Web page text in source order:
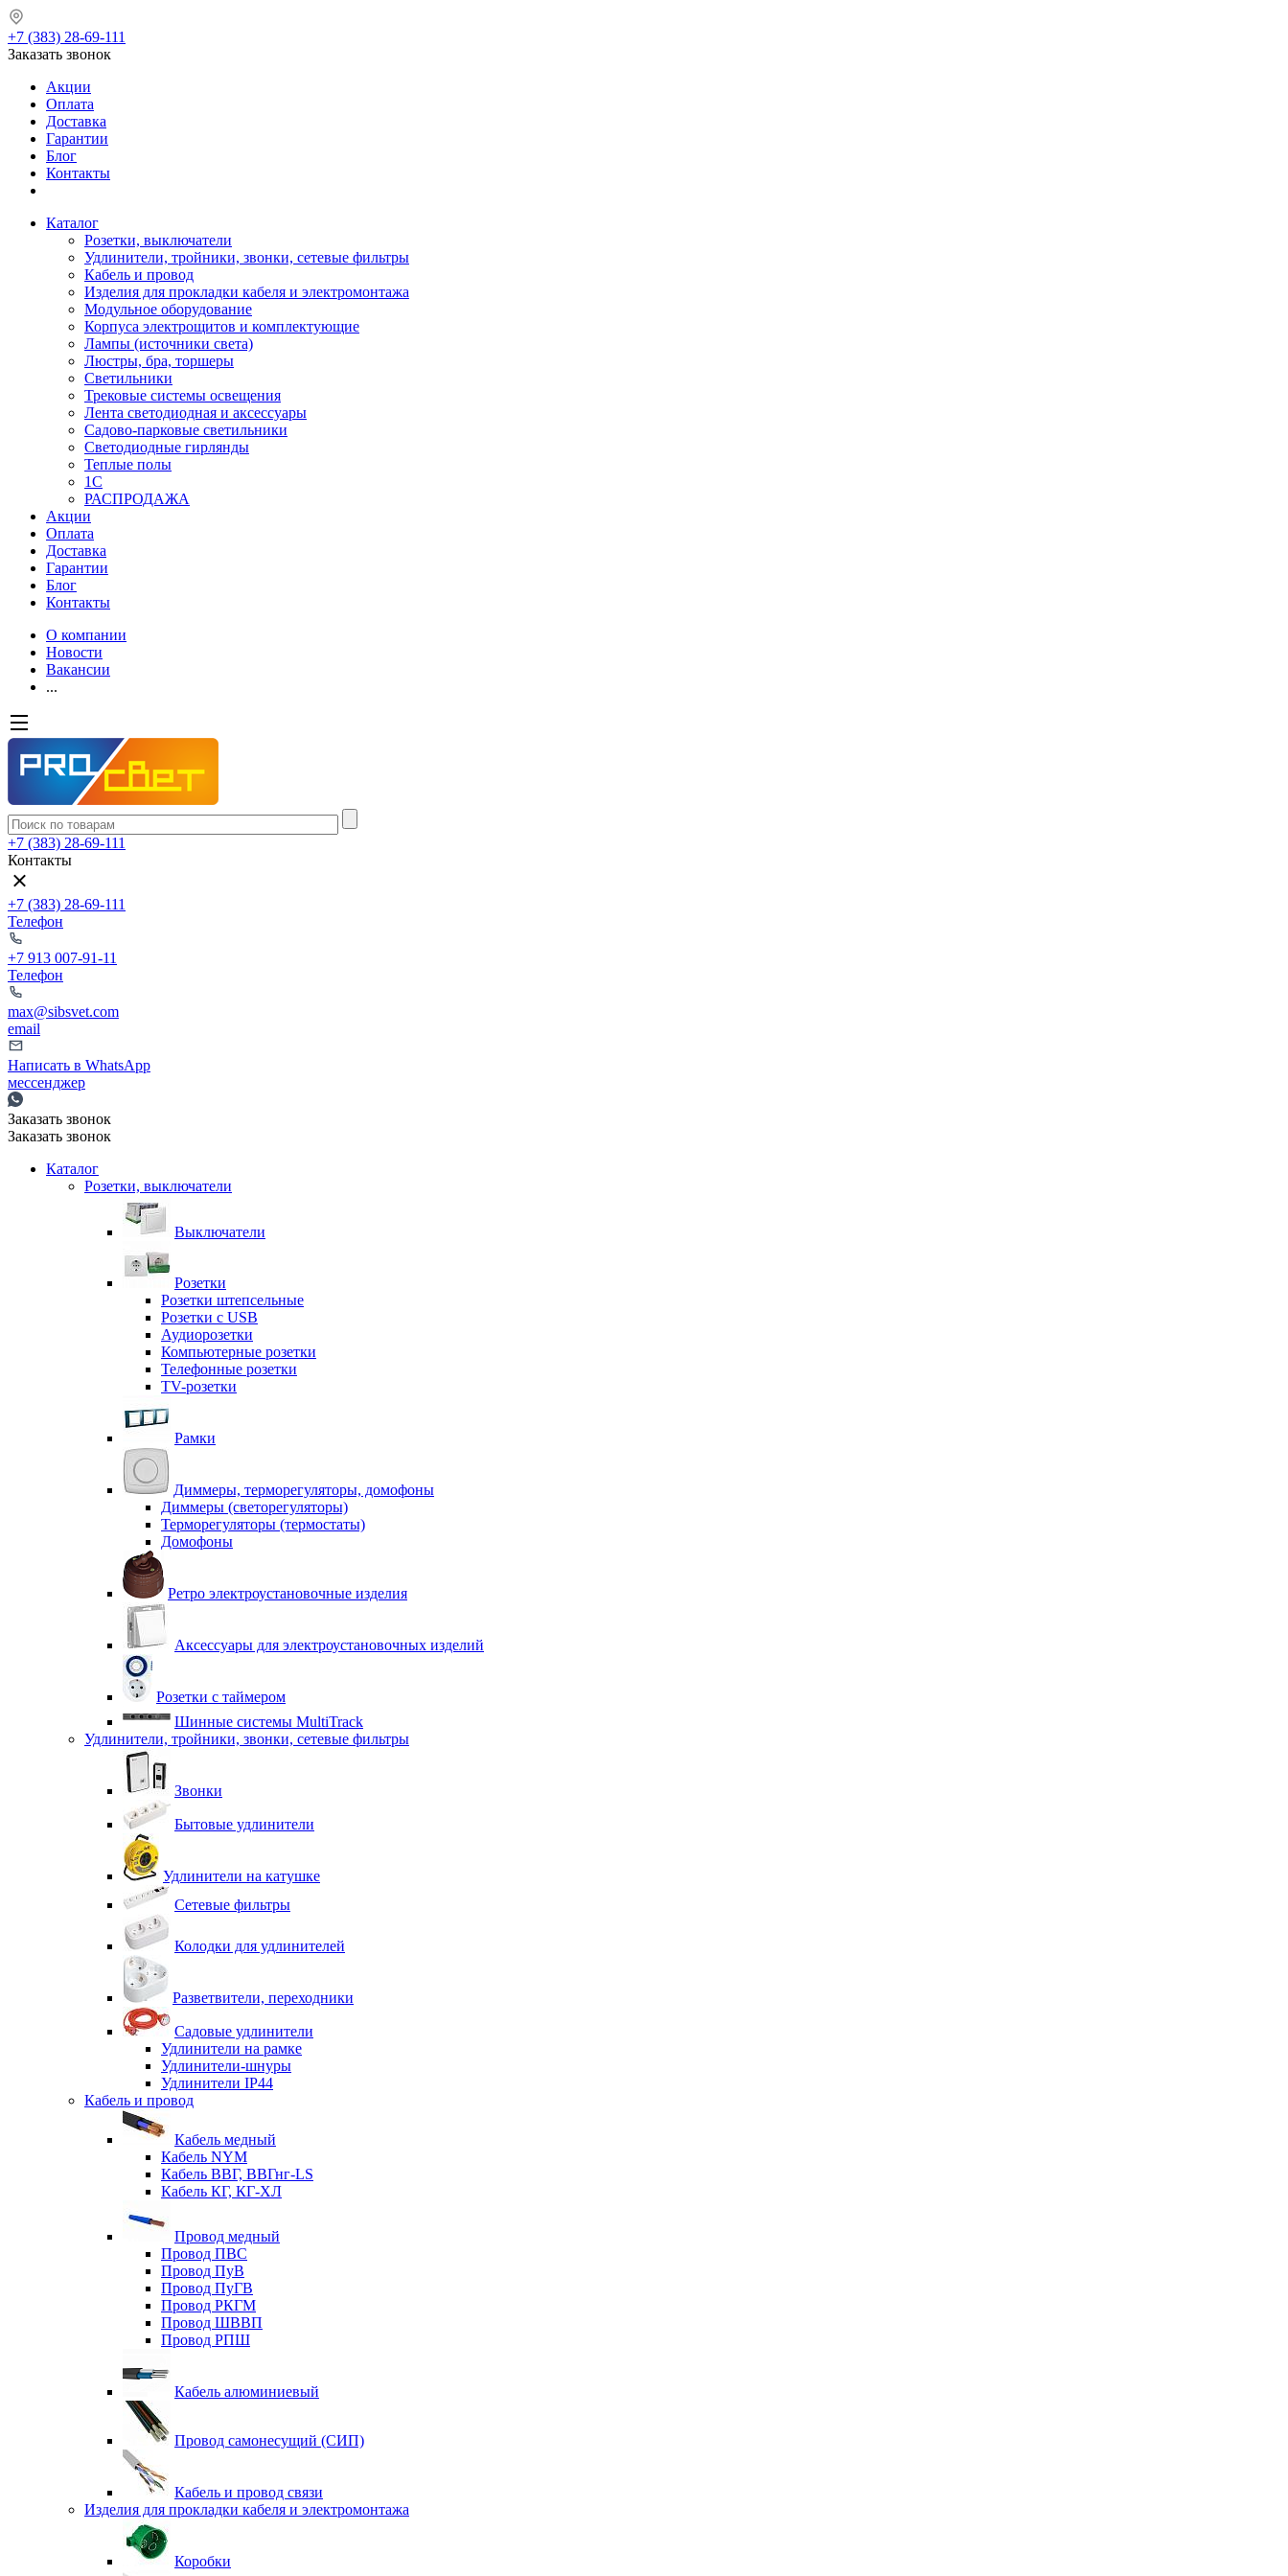
+7 (383) 28-69-111
Заказать звонок
Акции
Оплата
Доставка
Гарантии
Блог
Контакты
Каталог
Розетки, выключатели
Удлинители, тройники, звонки, сетевые фильтры
Кабель и провод
Изделия для прокладки кабеля и электромонтажа
Модульное оборудование
Корпуса электрощитов и комплектующие
Лампы (источники света)
Люстры, бра, торшеры
Светильники
Трековые системы освещения
Лента светодиодная и аксессуары
Садово-парковые светильники
Светодиодные гирлянды
Теплые полы
1С
РАСПРОДАЖА
Акции
Оплата
Доставка
Гарантии
Блог
Контакты
О компании
Новости
Вакансии
...
+7 (383) 28-69-111
Контакты
+7 (383) 28-69-111
Телефон
+7 913 007-91-11
Телефон
max@sibsvet.com
email
Написать в WhatsApp
мессенджер
Заказать звонок
Заказать звонок
Каталог
Розетки, выключатели
Выключатели
Розетки
Розетки штепсельные
Розетки с USB
Аудиорозетки
Компьютерные розетки
Телефонные розетки
TV-розетки
Рамки
Диммеры, терморегуляторы, домофоны
Диммеры (светорегуляторы)
Терморегуляторы (термостаты)
Домофоны
Ретро электроустановочные изделия
Аксессуары для электроустановочных изделий
Розетки с таймером
Шинные системы MultiTrack
Удлинители, тройники, звонки, сетевые фильтры
Звонки
Бытовые удлинители
Удлинители на катушке
Сетевые фильтры
Колодки для удлинителей
Разветвители, переходники
Садовые удлинители
Удлинители на рамке
Удлинители-шнуры
Удлинители IP44
Кабель и провод
Кабель медный
Кабель NYM
Кабель ВВГ, ВВГнг-LS
Кабель КГ, КГ-ХЛ
Провод медный
Провод ПВС
Провод ПуВ
Провод ПуГВ
Провод РКГМ
Провод ШВВП
Провод РПШ
Кабель алюминиевый
Провод самонесущий (СИП)
Кабель и провод связи
Изделия для прокладки кабеля и электромонтажа
Коробки